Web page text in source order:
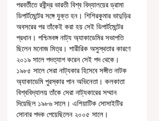
পরবর্তীতে রবীন্দ্র ভারতী বিশ্ব বিদ্যালয়ের ড্রামা
ডিপার্টমেন্টের সঙ্গে যুক্ত হন। শিশিরকুমার ভাদুড়ির
অবসরের পর তাঁকেই করা হয় সেই ডিপার্টমেন্টের
প্রধান। পশ্চিমবঙ্গ নাট্য অ্যাকাডেমির সভাপতি
ছিলেন মনোজ মিত্র। শারীরিক অসুস্থতার কারণে
২০১৯ সালে পদত্যাগ করেন সেই পদ থেকে।
১৯৮৫ সালে সেরা নাট্যকার হিসেবে সঙ্গীত নাটক
অ্যাকাডেমি পুরস্কার পান অভিনেতা। কলকাতা
বিশ্ববিদ্যালয় তাঁকে সেরা নাট্যকারের সম্মান
দিয়েছিল ১৯৮৬ সালে। এশিয়াটিক সোসাইটির
সোনার পদক পেয়েছিলেন ২০০৫ সালে।